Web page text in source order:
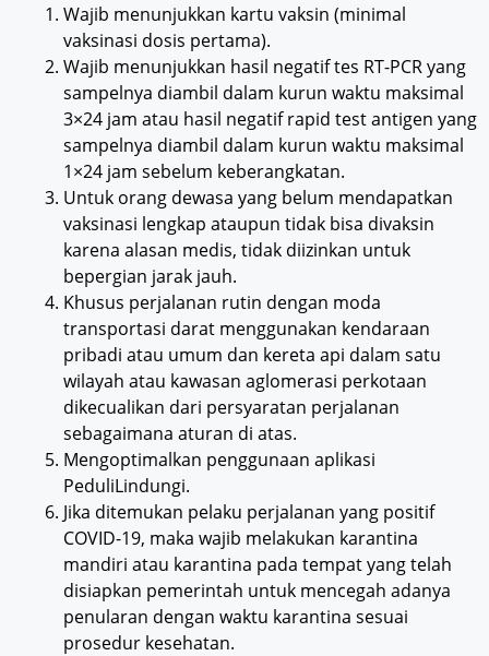
Wajib menunjukkan kartu vaksin (minimal
vaksinasi dosis pertama).
Wajib menunjukkan hasil negatif tes RT-PCR yang
sampelnya diambil dalam kurun waktu maksimal
3×24 jam atau hasil negatif rapid test antigen yang
sampelnya diambil dalam kurun waktu maksimal
1×24 jam sebelum keberangkatan.
Untuk orang dewasa yang belum mendapatkan
vaksinasi lengkap ataupun tidak bisa divaksin
karena alasan medis, tidak diizinkan untuk
bepergian jarak jauh.
Khusus perjalanan rutin dengan moda
transportasi darat menggunakan kendaraan
pribadi atau umum dan kereta api dalam satu
wilayah atau kawasan aglomerasi perkotaan
dikecualikan dari persyaratan perjalanan
sebagaimana aturan di atas.
Mengoptimalkan penggunaan aplikasi
PeduliLindungi.
Jika ditemukan pelaku perjalanan yang positif
COVID-19, maka wajib melakukan karantina
mandiri atau karantina pada tempat yang telah
disiapkan pemerintah untuk mencegah adanya
penularan dengan waktu karantina sesuai
prosedur kesehatan.